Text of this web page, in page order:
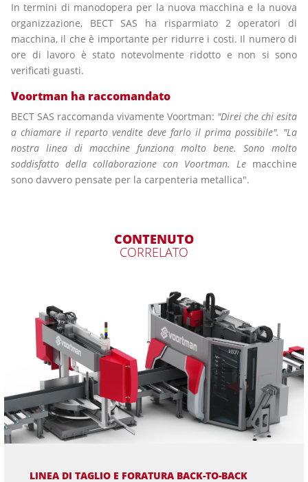
In termini di manodopera per la nuova macchina e la nuova
organizzazione, BECT SAS ha risparmiato 2 operatori di
macchina, il che è importante per ridurre i costi. Il numero di
ore di lavoro è stato notevolmente ridotto e non si sono
verificati guasti.
Voortman ha raccomandato
BECT SAS raccomanda vivamente Voortman: "Direi che chi esita
a chiamare il reparto vendite deve farlo il prima possibile". "La
nostra linea di macchine funziona molto bene. Sono molto
soddisfatto della collaborazione con Voortman. Le macchine
sono davvero pensate per la carpenteria metallica".
CONTENUTO
CORRELATO
LINEA DI TAGLIO E FORATURA BACK-TO-BACK